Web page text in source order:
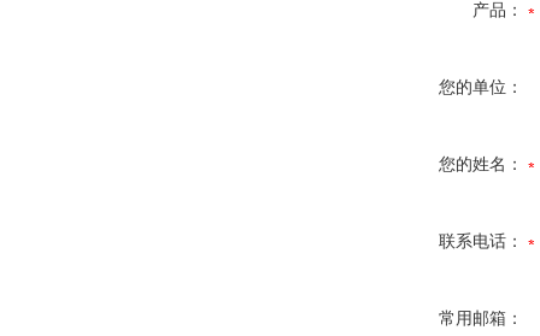
产品：
您的单位：
您的姓名：
联系电话：
常用邮箱：